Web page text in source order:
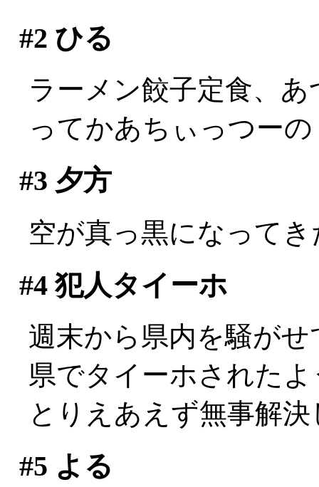
#2 ひる
ラーメン餃子定食、
ってかあちぃっつー
#3 夕方
空が真っ黒になって
#4犯人タイーホ
週末から県内を騒が
県でタイーホされた
とりえあえず無事解
#5 よる